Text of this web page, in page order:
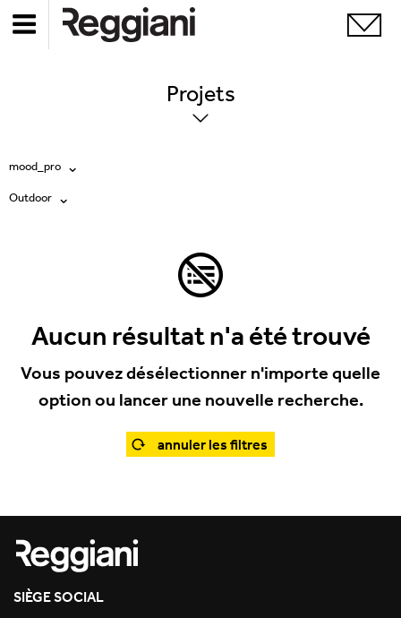
Projets
mood_pro
Tous les produits
Mood Evo
Traceline System
Trybeca Système
Yori Surface Base
Yori Surface/Pendant
Outdoor
Office
Retail
Showrooms
Aucun résultat n'a été trouvé
Vous pouvez désélectionner n'importe quelle
option ou lancer une nouvelle recherche.
annuler les filtres
SIÈGE SOCIAL